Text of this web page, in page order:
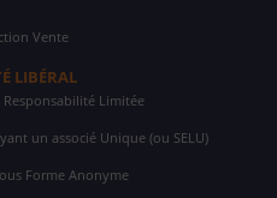
Vente
LIBÉRAL
Responsabilité Limitée
un associé Unique (ou SELU)
Forme Anonyme